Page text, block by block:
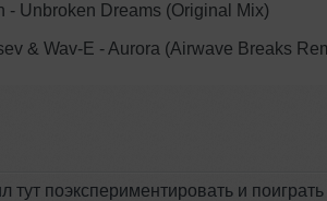
- Unbroken Dreams (Original Mix)
& Wav-E - Aurora (Airwave Breaks
тут поэкспериментировать и